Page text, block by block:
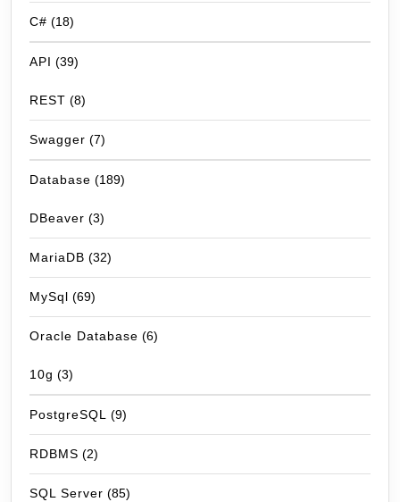
C# (18)
API (39)
REST (8)
Swagger (7)
Database (189)
DBeaver (3)
MariaDB (32)
MySql (69)
Oracle Database (6)
10g (3)
PostgreSQL (9)
RDBMS (2)
SQL Server (85)